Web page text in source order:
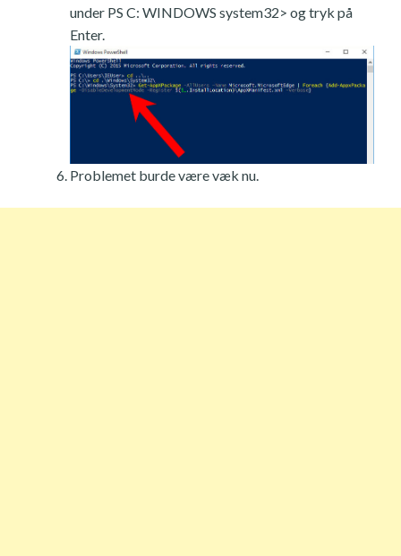
under PS C: WINDOWS system32> og tryk på
Enter.
Problemet burde være væk nu.